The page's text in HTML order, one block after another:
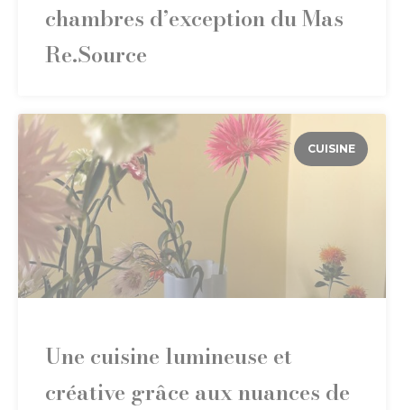
chambres d’exception du Mas
Re.Source
CUISINE
Une cuisine lumineuse et
créative grâce aux nuances de